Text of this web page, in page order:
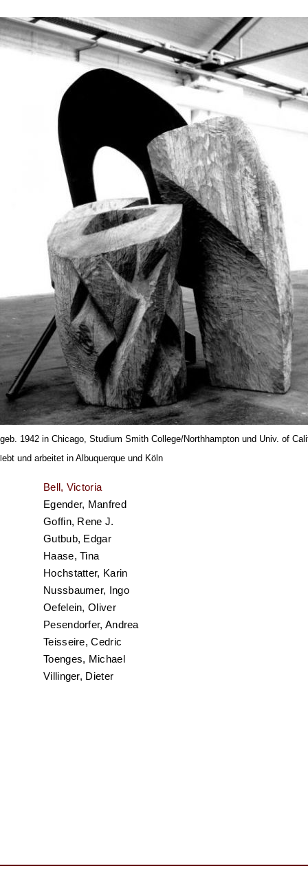
geb. 1942 in Chicago, Studium Smith College/Northhampton und Univ. of
ebt und arbeitet in Albuquerque und Köln
Bell, Victoria
Egender, Manfred
Goffin, Rene J.
Gutbub, Edgar
Haase, Tina
Hochstatter, Karin
Nussbaumer, Ingo
Oefelein, Oliver
Pesendorfer, Andrea
Teisseire, Cedric
Toenges, Michael
Villinger, Dieter